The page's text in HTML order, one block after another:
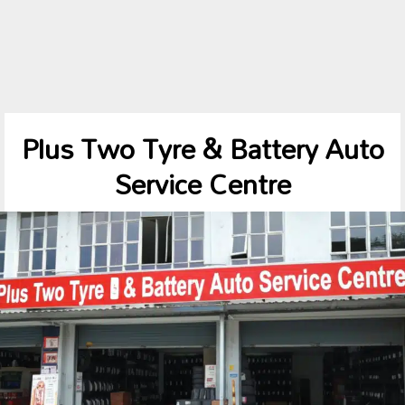
Plus Two Tyre & Battery Auto
Service Centre